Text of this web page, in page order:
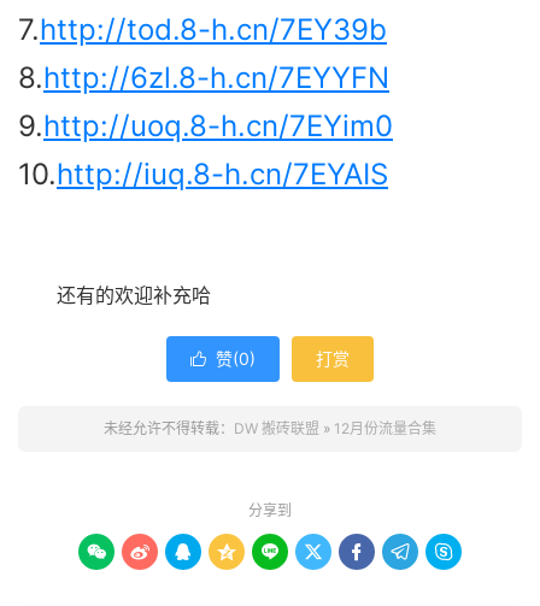
7.http://tod.8-h.cn/7EY39b
8.http://6zl.8-h.cn/7EYYFN
9.http://uoq.8-h.cn/7EYim0
10.http://iuq.8-h.cn/7EYAIS
还有的欢迎补充哈
 赞(0) 打赏
未经允许不得转载： DW 搬砖联盟 » 12月份流量合集
分享到
        